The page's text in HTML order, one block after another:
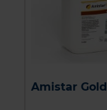
Amistar Gold